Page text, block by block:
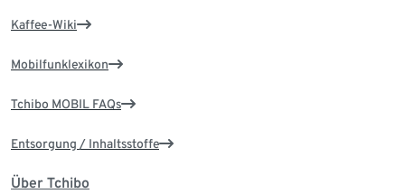
Kaffee-Wiki
Mobilfunklexikon
Tchibo MOBIL FAQs
Entsorgung / Inhaltsstoffe
Über Tchibo